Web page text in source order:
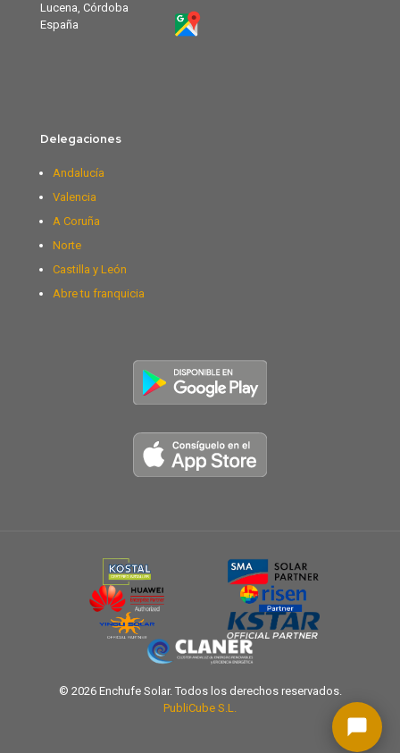
Lucena, Córdoba
España
Delegaciones
Andalucía
Valencia
A Coruña
Norte
Castilla y León
Abre tu franquicia
© 2026 Enchufe Solar. Todos los derechos reservados.
PubliCube S.L.